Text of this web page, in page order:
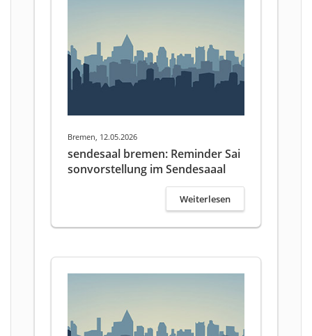
Bremen, 12.05.2026
sendesaal bremen: Reminder Sai
sonvorstellung im Sendesaaal
Weiterlesen